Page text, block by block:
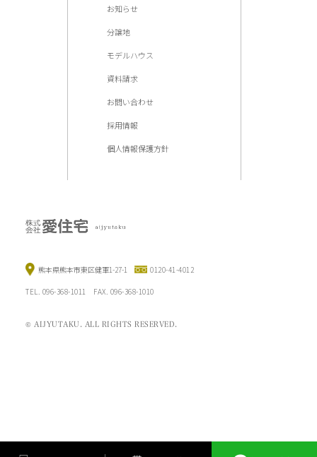
お知らせ
分譲地
モデルハウス
資料請求
お問い合わせ
採用情報
個人情報保護方針
熊本県熊本市東区健軍1-27-1 0120-41-4012
TEL. 096-368-1011 FAX. 096-368-1010
© AIJYUTAKU. ALL RIGHTS RESERVED.